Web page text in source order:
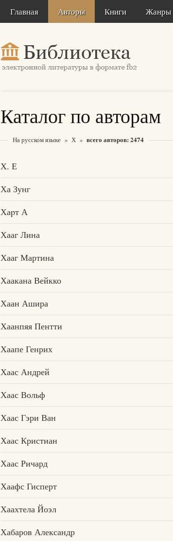
Главная Авторы Книги Жанры
Каталог по авторам
На русском языке » Х » всего авторов: 2474
Х. Е
Ха Зунг
Хаpт А
Хааг Лина
Хааг Мартина
Хаакана Вейкко
Хаан Ашира
Хаанпяя Пентти
Хаапе Генрих
Хаас Андрей
Хаас Вольф
Хаас Гэри Ван
Хаас Кристиан
Хаас Ричард
Хаафс Гисперт
Хаахтела Йоэл
Хабаров Александр